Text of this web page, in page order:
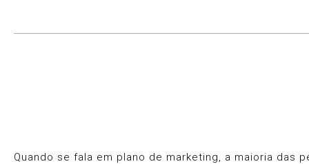
Quando se fala em plano de marketing, a maioria